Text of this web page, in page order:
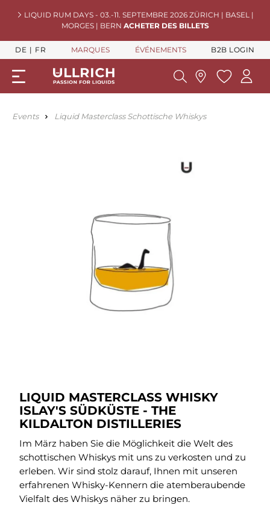
LIQUID RUM DAYS - 03.-11. SEPTEMBRE 2026 ZÜRICH | BASEL |
MORGES | BERN ACHETER DES BILLETS
DE FR MARQUES ÉVÉNEMENTS B2B LOGIN
Events Liquid Masterclass Schottische Whiskys
LIQUID MASTERCLASS WHISKY
ISLAY'S SÜDKÜSTE - THE
KILDALTON DISTILLERIES
Im März haben Sie die Möglichkeit die Welt des
schottischen Whiskys mit uns zu verkosten und zu
erleben. Wir sind stolz darauf, Ihnen mit unseren
erfahrenen Whisky-Kennern die atemberaubende
Vielfalt des Whiskys näher zu bringen.